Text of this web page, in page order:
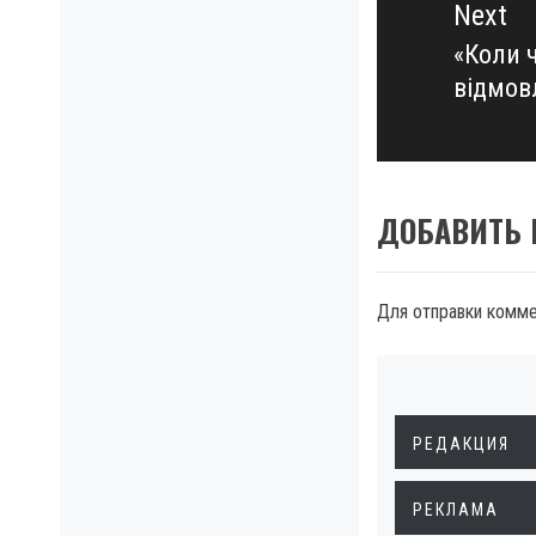
Next
Next
post:
«Коли
ДОБАВИТЬ
Для отправки
РЕДАКЦИЯ
РЕКЛАМА